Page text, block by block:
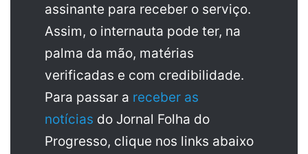
assinante para receber o serviço.
Assim, o internauta pode ter, na
palma da mão, matérias
verificadas e com credibilidade.
Para passar a receber as
notícias do Jornal Folha do
Progresso, clique nos links abaixo